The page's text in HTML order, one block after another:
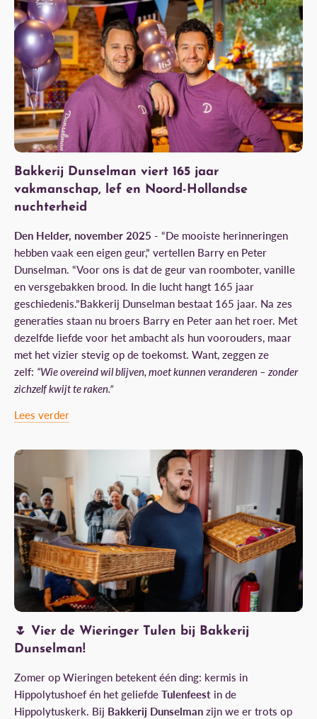
Bakkerij Dunselman viert 165 jaar
vakmanschap, lef en Noord-Hollandse
nuchterheid
Den Helder, november 2025 - “De mooiste herinneringen
hebben vaak een eigen geur,” vertellen Barry en Peter
Dunselman. “Voor ons is dat de geur van roomboter, vanille
en versgebakken brood. In die lucht hangt 165 jaar
geschiedenis.”Bakkerij Dunselman bestaat 165 jaar. Na zes
generaties staan nu broers Barry en Peter aan het roer. Met
dezelfde liefde voor het ambacht als hun voorouders, maar
met het vizier stevig op de toekomst. Want, zeggen ze
zelf: “Wie overeind wil blijven, moet kunnen veranderen – zonder
zichzelf kwijt te raken.”
Lees verder
🌷 Vier de Wieringer Tulen bij Bakkerij
Dunselman!
Zomer op Wieringen betekent één ding: kermis in
Hippolytushoef én het geliefde Tulenfeest in de
Hippolytuskerk. Bij Bakkerij Dunselman zijn we er trots op